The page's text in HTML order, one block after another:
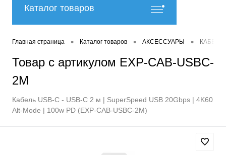
Каталог товаров
Главная страница • Каталог товаров • АКСЕССУАРЫ •
Товар с артикулом EXP-CAB-USBC-
2M
Кабель USB-C - USB-C 2 м | SuperSpeed USB 20Gbps | 4K60
Alt-Mode | 100w PD (EXP-CAB-USBC-2M)